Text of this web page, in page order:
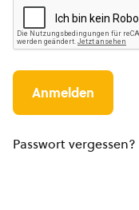
Passwort vergessen?